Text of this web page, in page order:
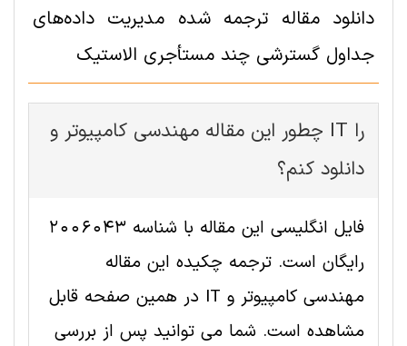
دانلود مقاله ترجمه شده مدیریت داده‌های
جداول گسترشی چند مستأجری الاستیک
چطور این مقاله مهندسی کامپیوتر و IT را
دانلود کنم؟
فایل انگلیسی این مقاله با شناسه 2006043
رایگان است. ترجمه چکیده این مقاله
مهندسی کامپیوتر و IT در همین صفحه قابل
مشاهده است. شما می توانید پس از بررسی